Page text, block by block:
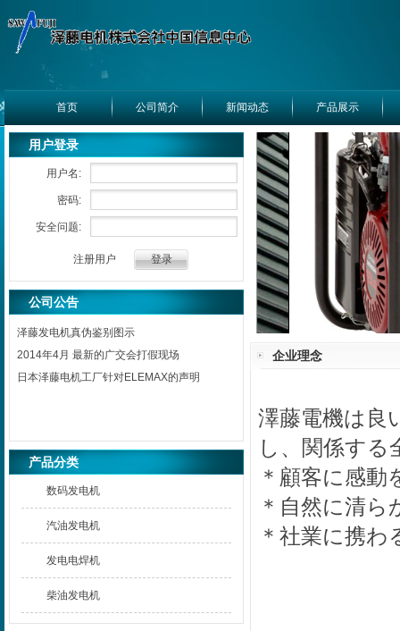
首页 公司简介 新闻动态 产品展示
企业理念
澤藤電機は良
し、関係する
＊顧客に感動
＊自然に清ら
＊社業に携わ
用户登录
用户名:
密码:
安全问题:
注册用户
公司公告
泽藤发电机真伪鉴别图示
2014年4月 最新的广交会打假现场
日本泽藤电机工厂针对ELEMAX的声明
产品分类
数码发电机
汽油发电机
发电电焊机
柴油发电机